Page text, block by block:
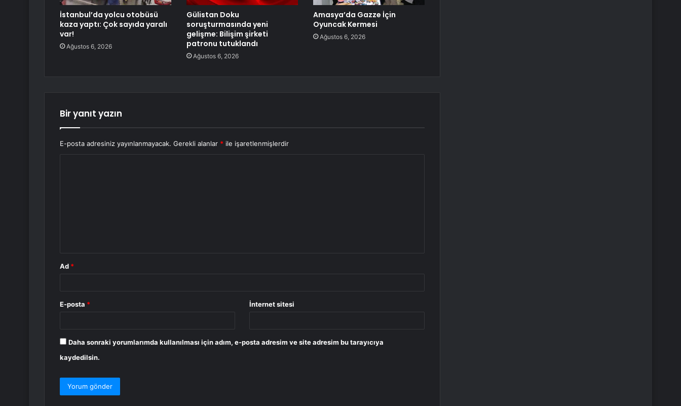
İstanbul’da yolcu otobüsü
kaza yaptı: Çok sayıda yaralı
var!
Ağustos 6, 2026
Gülistan Doku
soruşturmasında yeni
gelişme: Bilişim şirketi
patronu tutuklandı
Ağustos 6, 2026
Amasya’da Gazze İçin
Oyuncak Kermesi
Ağustos 6, 2026
Bir yanıt yazın
E-posta adresiniz yayınlanmayacak. Gerekli alanlar * ile işaretlenmişlerdir
Ad *
E-posta * İnternet sitesi
Daha sonraki yorumlarımda kullanılması için adım, e-posta adresim ve site adresim bu tarayıcıya
kaydedilsin.